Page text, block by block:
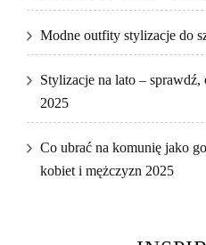
Modne outfity stylizacje do
Stylizacje na lato –
2025
Co ubrać na komunię jako
kobiet i mężczyzn 2025